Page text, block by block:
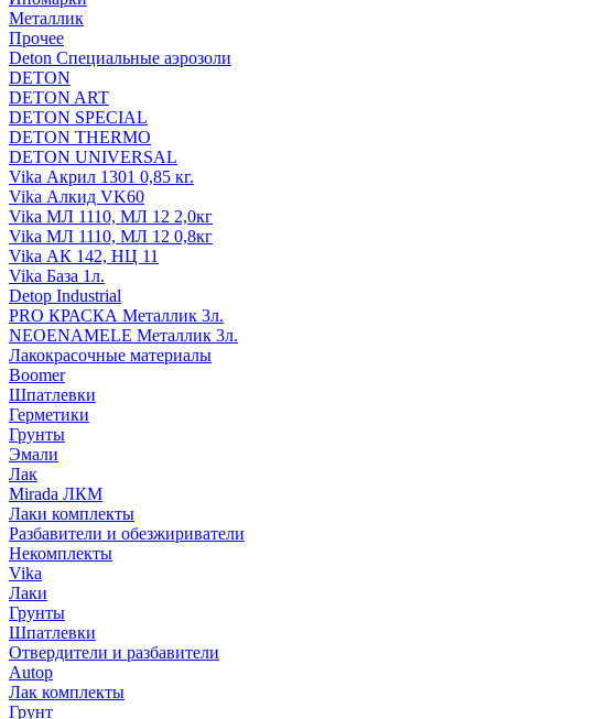
Металлик
Прочее
Deton Специальные аэрозоли
DETON
DETON ART
DETON SPECIAL
DETON THERMO
DETON UNIVERSAL
Vika Акрил 1301 0,85 кг.
Vika Алкид VK60
Vika МЛ 1110, МЛ 12 2,0кг
Vika МЛ 1110, МЛ 12 0,8кг
Vika АК 142, НЦ 11
Vika База 1л.
Detop Industrial
PRO КРАСКА Металлик 3л.
NEOENAMELE Металлик 3л.
Лакокрасочные материалы
Boomer
Шпатлевки
Герметики
Грунты
Эмали
Лак
Mirada ЛКМ
Лаки комплекты
Разбавители и обезжириватели
Некомплекты
Vika
Лаки
Грунты
Шпатлевки
Отвердители и разбавители
Autop
Лак комплекты
Грунт